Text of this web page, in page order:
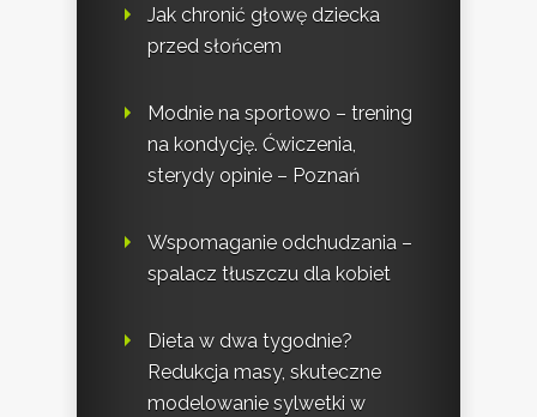
Jak chronić głowę dziecka
przed słońcem
Modnie na sportowo – trening
na kondycję. Ćwiczenia,
sterydy opinie – Poznań
Wspomaganie odchudzania –
spalacz tłuszczu dla kobiet
Dieta w dwa tygodnie?
Redukcja masy, skuteczne
modelowanie sylwetki w